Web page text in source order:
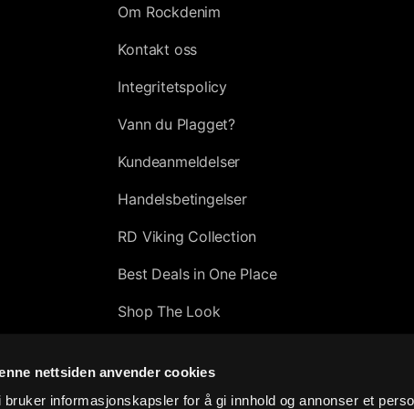
nettsiden anvender cookies
bruker informasjonskapsler for å gi innhold og annonser et
Om Rockdenim
Kontakt oss
Integritetspolicy
Vann du Plagget?
Kundeanmeldelser
Handelsbetingelser
RD Viking Collection
Best Deals in One Place
Shop The Look